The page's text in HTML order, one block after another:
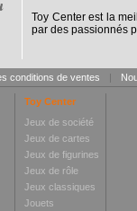
Toy Center est la
par des passionnés
conditions de ventes |
Toy Center
Jeux de société
Jeux de cartes
Jeux de figurines
Jeux de rôle
Jeux classiques
Jouets